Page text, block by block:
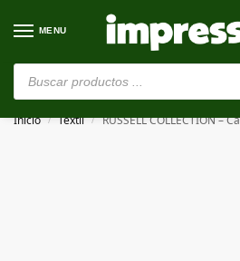
MENU
⚠️ Estamos en pruebas. Si algo
Inicio / Textil / RUSSELL COLLECTION – Camisa Herringbone de